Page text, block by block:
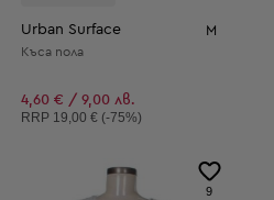
Urban Surface M
Къса пола
4,60 € / 9,00 лв.
Препоръчителна цена:
RRP 19,00 € (-75%)
9